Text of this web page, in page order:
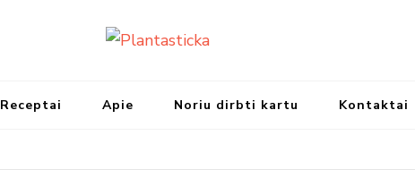
Receptai Apie Noriu dirbti kartu Kontaktai